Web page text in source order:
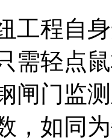
程自身
需轻点
闸门监
，如同